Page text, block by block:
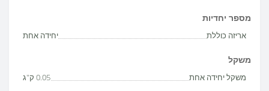
מספר יחדיות
אריזה כוללת יחידה אחת
משקל
משקל יחידה אחת 0.05 ק"ג